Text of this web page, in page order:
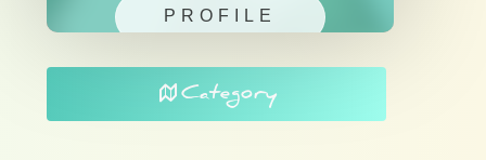
PROFILE
Category